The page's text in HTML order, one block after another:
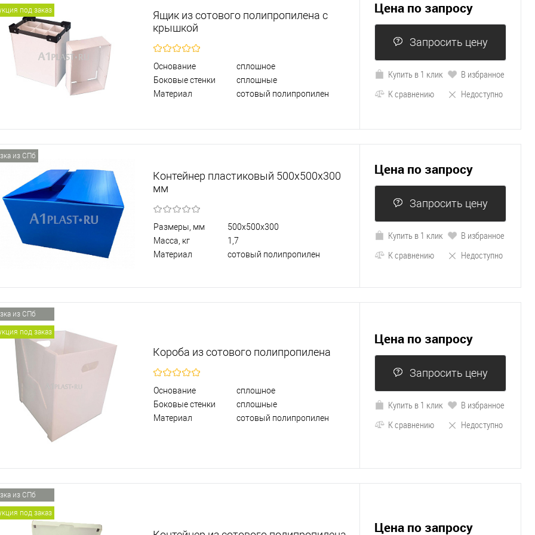
под заказ
Ящик из сотового полипропилена с
крышкой
Основание
сплошное
Боковые стенки
сплошные
Материал
сотовый полипропилен
Цена по запросу
Запросить цену
Купить в 1 клик
В избранное
К сравнению
Недоступно
из СПб
Контейнер пластиковый 500х500х300
мм
Размеры, мм
500х500х300
Масса, кг
1,7
Материал
сотовый полипропилен
Цена по запросу
Запросить цену
Купить в 1 клик
В избранное
К сравнению
Недоступно
из СПб
под заказ
Короба из сотового полипропилена
Основание
сплошное
Боковые стенки
сплошные
Материал
сотовый полипропилен
Цена по запросу
Запросить цену
Купить в 1 клик
В избранное
К сравнению
Недоступно
из СПб
под заказ
Цена по запросу